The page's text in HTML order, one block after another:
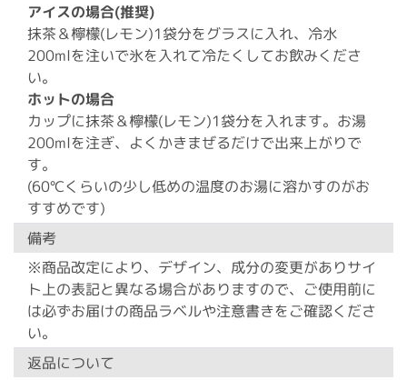
アイスの場合(推奨)
抹茶＆檸檬(レモン)1袋分をグラスに入れ、冷水
200mlを注いで氷を入れて冷たくしてお飲みくださ
い。
ホットの場合
カップに抹茶＆檸檬(レモン)1袋分を入れます。お湯
200mlを注ぎ、よくかきまぜるだけで出来上がりで
す。
(60℃くらいの少し低めの温度のお湯に溶かすのがお
すすめです)
備考
※商品改定により、デザイン、成分の変更がありサイ
ト上の表記と異なる場合がありますので、ご使用前に
は必ずお届けの商品ラベルや注意書きをご確認くださ
い。
返品について